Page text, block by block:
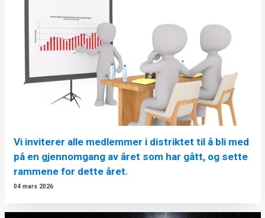
Vi inviterer alle medlemmer i distriktet til å bli med
på en gjennomgang av året som har gått, og sette
rammene for dette året.
04 mars 2026